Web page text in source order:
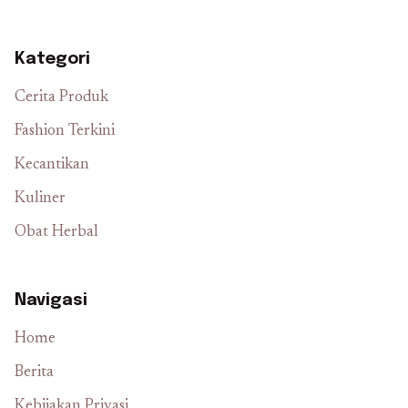
Kategori
Cerita Produk
Fashion Terkini
Kecantikan
Kuliner
Obat Herbal
Navigasi
Home
Berita